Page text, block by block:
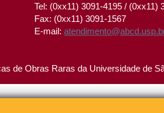
Tel: (0xx11) 3091-4195 / (0xx11)
Fax: (0xx11) 3091-1567
E-mail:
de Obras Raras da Universidade de